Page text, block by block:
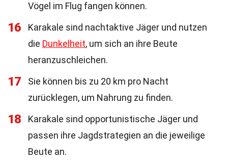
Vögel im Flug fangen können.
16
Karakale sind nachtaktive Jäger und nutzen
die Dunkelheit, um sich an ihre Beute
heranzuschleichen.
17
Sie können bis zu 20 km pro Nacht
zurücklegen, um Nahrung zu finden.
18
Karakale sind opportunistische Jäger und
passen ihre Jagdstrategien an die jeweilige
Beute an.